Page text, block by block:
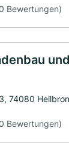
Bewertungen)
74080
Bewertungen)